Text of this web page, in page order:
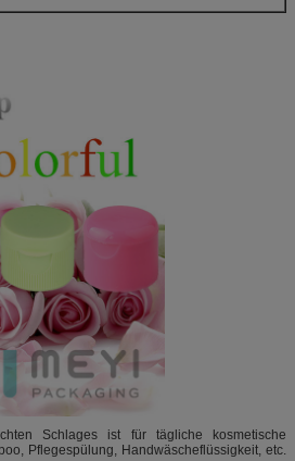
Schlages ist für tägliche kosmetische
Pflegespülung, Handwäscheflüssigkeit, etc.